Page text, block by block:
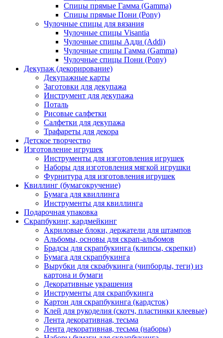
Спицы прямые Гамма (Gamma)
Спицы прямые Пони (Pony)
Чулочные спицы для вязания
Чулочные спицы Visantia
Чулочные спицы Адди (Addi)
Чулочные спицы Гамма (Gamma)
Чулочные спицы Пони (Pony)
Декупаж (декорирование)
Декупажные карты
Заготовки для декупажа
Инструмент для декупажа
Поталь
Рисовые салфетки
Салфетки для декупажа
Трафареты для декора
Детское творчество
Изготовление игрушек
Инструменты для изготовления игрушек
Наборы для изготовления мягкой игрушки
Фурнитура для изготовления игрушек
Квиллинг (бумагокручение)
Бумага для квиллинга
Инструменты для квиллинга
Подарочная упаковка
Скрапбукинг, кардмейкинг
Акриловые блоки, держатели для штампов
Альбомы, основы для скрап-альбомов
Брадсы для скрапбукинга (клипсы, скрепки)
Бумага для скрапбукинга
Вырубки для скрабукинга (чипборды, теги) из
картона и бумаги
Декоративные украшения
Инструменты для скрапбукинга
Картон для скрапбукинга (кардсток)
Клей для рукоделия (скотч, пластинки клеевые)
Лента декоративная, тесьма
Лента декоративная, тесьма (наборы)